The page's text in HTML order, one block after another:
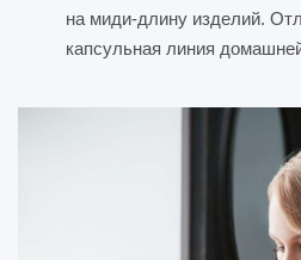
на миди-длину изделий.
капсульная линия